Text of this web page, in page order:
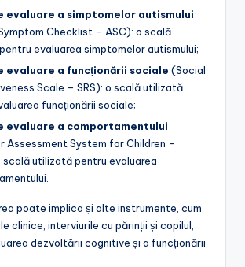
evaluare a simptomelor autismului
Checklist – ASC): o scală
evaluarea simptomelor autismului;
evaluare a funcționării sociale (Social
Scale – SRS): o scală utilizată
funcționării sociale;
evaluare a comportamentului
Assessment System for Children –
scală utilizată pentru evaluarea
poate implica și alte instrumente, cum
clinice, interviurile cu părinții și copilul,
dezvoltării cognitive și a funcționării